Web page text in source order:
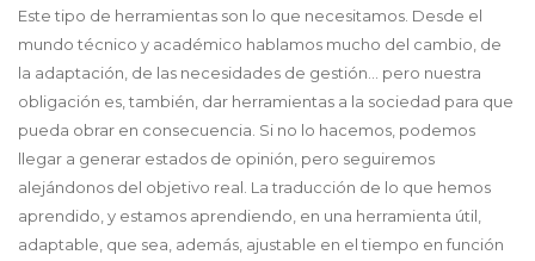
Este tipo de herramientas son lo que necesitamos. Desde el
mundo técnico y académico hablamos mucho del cambio, de
la adaptación, de las necesidades de gestión… pero nuestra
obligación es, también, dar herramientas a la sociedad para que
pueda obrar en consecuencia. Si no lo hacemos, podemos
llegar a generar estados de opinión, pero seguiremos
alejándonos del objetivo real. La traducción de lo que hemos
aprendido, y estamos aprendiendo, en una herramienta útil,
adaptable, que sea, además, ajustable en el tiempo en función